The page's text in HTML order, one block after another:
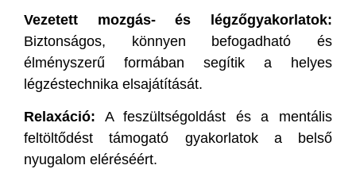
Vezetett mozgás- és légzőgyakorlatok:
Biztonságos, könnyen befogadható és
élményszerű formában segítik a helyes
légzéstechnika elsajátítását.
Relaxáció: A feszültségoldást és a mentális
feltöltődést támogató gyakorlatok a belső
nyugalom eléréséért.